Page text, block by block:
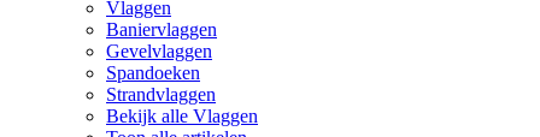
Vlaggen
Baniervlaggen
Gevelvlaggen
Spandoeken
Strandvlaggen
Bekijk alle Vlaggen